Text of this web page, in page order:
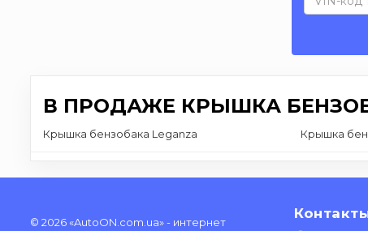
В ПРОДАЖЕ КРЫШКА
Крышка бензобака Leganza Крышка
© 2026 «AutoON.com.ua» - интернет